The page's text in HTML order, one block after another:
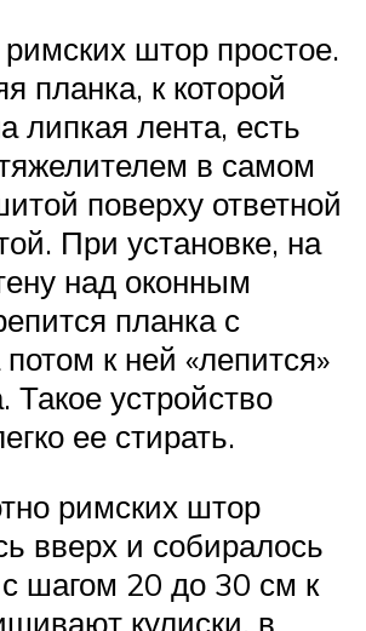
штор простое.
планка, к которой
липкая лента, есть
в самом
поверху ответной
При установке, на
над оконным
планка с
к ней «лепится»
Такое устройство
ее стирать.
римских штор
вверх и собиралось
шагом 20 до 30 см к
кулиски, в